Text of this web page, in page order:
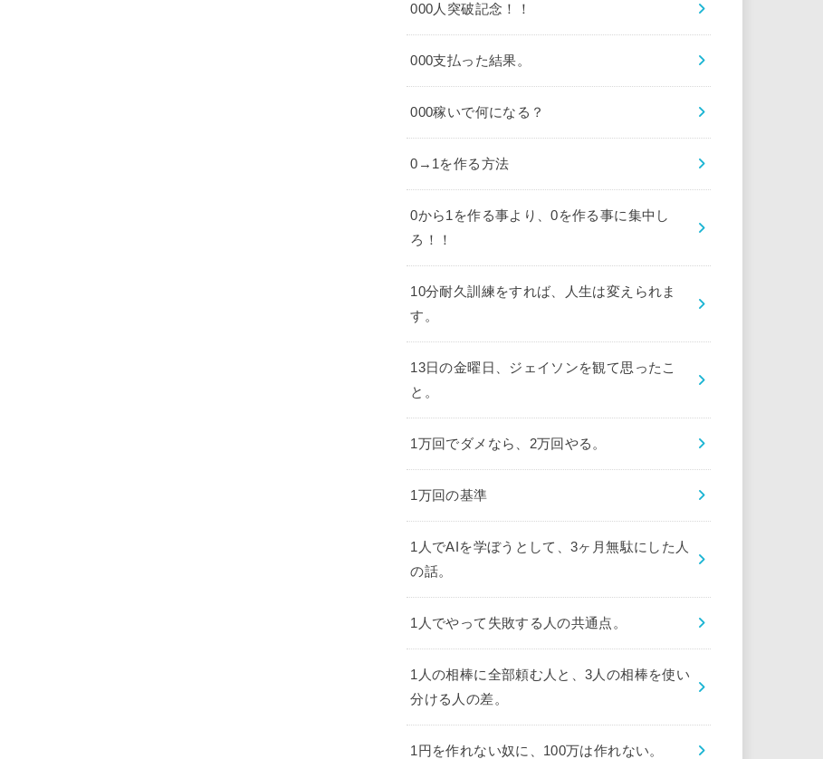
000人突破記念！！
000支払った結果。
000稼いで何になる？
0→1を作る方法
0から1を作る事より、0を作る事に集中し
ろ！！
10分耐久訓練をすれば、人生は変えられま
す。
13日の金曜日、ジェイソンを観て思ったこ
と。
1万回でダメなら、2万回やる。
1万回の基準
1人でAIを学ぼうとして、3ヶ月無駄にした人
の話。
1人でやって失敗する人の共通点。
1人の相棒に全部頼む人と、3人の相棒を使い
分ける人の差。
1円を作れない奴に、100万は作れない。